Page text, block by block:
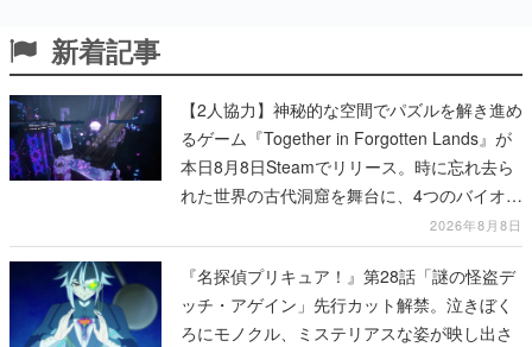
新着記事
【2人協力】神秘的な空間でパズルを解き進め
るゲーム『Together in Forgotten Lands』が
本日8月8日Steamでリリース。時に忘れ去ら
れた世界の古代洞窟を舞台に、4つのバイオー
2026年8月8日
『名探偵プリキュア！』第28話「謎の怪盗デ
ッチ・アゲイン」先行カット解禁。泣きぼく
ろにモノクル、ミステリアスな姿が映し出さ